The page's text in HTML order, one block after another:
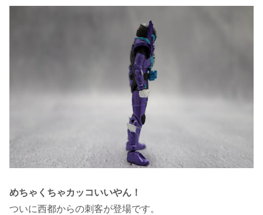
めちゃくちゃカッコいいやん！
ついに西都からの刺客が登場です。